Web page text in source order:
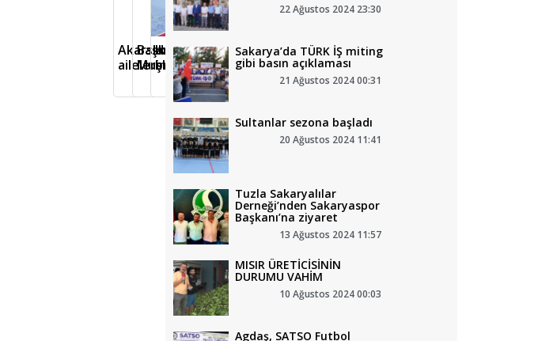
Akarslanlar Tur’dan şehit ve gazi
ailelerine anlamlı destek
06 Ağustos 2026 14:09
Başkan Karakullukçu’dan Sakarya
Muşlular Derneği’ne ziyaret
05 Ağustos 2026 10:29
Havanur ile Çağatay Han ömür
boyu mutluluğa “Evet” dedi
03 Ağustos 2026 14:40
22 Ağustos 2024 23:30
Sakarya’da TÜRK İŞ miting
gibi basın açıklaması
21 Ağustos 2024 00:31
Sultanlar sezona başladı
20 Ağustos 2024 11:41
Tuzla Sakaryalılar
Derneği’nden Sakaryaspor
Başkanı’na ziyaret
13 Ağustos 2024 11:57
MISIR ÜRETİCİSİNİN
DURUMU VAHİM
10 Ağustos 2024 00:03
Agdaş, SATSO Futbol